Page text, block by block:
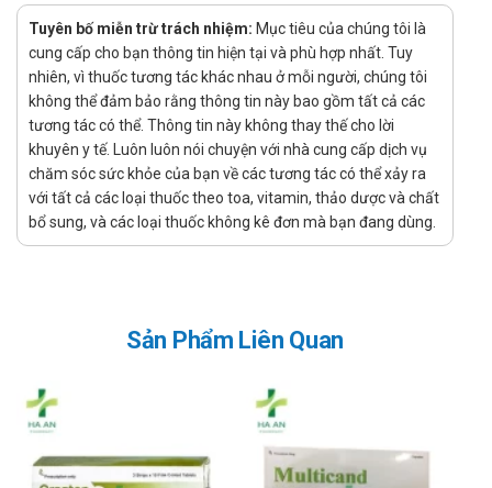
Nhà sản xuất: Công ty TNHH Dược phẩm Fitopharma
Xuất xứ: Việt Nam
Xử lý quên liều
Việc quên một liều có thể sẽ không gây ra vấn đề nghiêm
trọng, tuy nhiên nếu việc này diễn ra thường xuyên có thể sẽ
gây ảnh hưởng đến hiệu quả điều trị. Tuy nhiên, nếu quên liều
xảy ra thì chỉ cần sử dụng ngay liều đã quên nếu như thời gian
quên liều chưa lâu, còn nếu như quên quá lâu hoặc gần tới
thời gian dùng liều tiếp theo thì bỏ qua liều đã quên và chỉ cần
ảnh hưởng tới tác dụng của sản phẩm.
Xử lý quá quên liều
Dược phẩm đặc biệt là thuốc khi sử dụng quá liều có thể gây
ra các tác dụng phụ không mong muốn, nghiêm trọng có thể
gây ngộ độc. Vì thế cần thận trọng khi dùng thuốc, chú ý sử
dụng đúng liều lượng được chỉ định. Khi quá liều cần theo dõi
Tuyên bố miễn trừ trách nhiệm: Mục tiêu của chúng tôi là
cung cấp cho bạn thông tin hiện tại và phù hợp nhất. Tuy
nhiên, vì thuốc tương tác khác nhau ở mỗi người, chúng tôi
không thể đảm bảo rằng thông tin này bao gồm tất cả các
tương tác có thể. Thông tin này không thay thế cho lời
khuyên y tế. Luôn luôn nói chuyện với nhà cung cấp dịch vụ
chăm sóc sức khỏe của bạn về các tương tác có thể xảy ra
với tất cả các loại thuốc theo toa, vitamin, thảo dược và chất
bổ sung, và các loại thuốc không kê đơn mà bạn đang dùng.
Sản Phẩm Liên Quan